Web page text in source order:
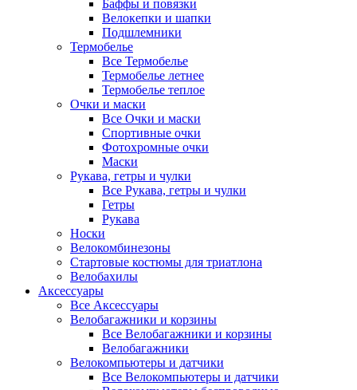
Баффы и повязки
Велокепки и шапки
Подшлемники
Термобелье
Все Термобелье
Термобелье летнее
Термобелье теплое
Очки и маски
Все Очки и маски
Спортивные очки
Фотохромные очки
Маски
Рукава, гетры и чулки
Все Рукава, гетры и чулки
Гетры
Рукава
Носки
Велокомбинезоны
Стартовые костюмы для триатлона
Велобахилы
Аксессуары
Все Аксессуары
Велобагажники и корзины
Все Велобагажники и корзины
Велобагажники
Велокомпьютеры и датчики
Все Велокомпьютеры и датчики